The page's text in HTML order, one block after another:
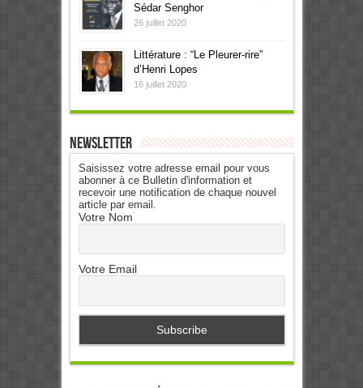
Sédar Senghor
26 juillet 2020
Littérature : “Le Pleurer-rire”
d’Henri Lopes
16 juillet 2020
Newsletter
Saisissez votre adresse email pour vous
abonner à ce Bulletin d'information et
recevoir une notification de chaque nouvel
article par email.
Votre Nom
Votre Email